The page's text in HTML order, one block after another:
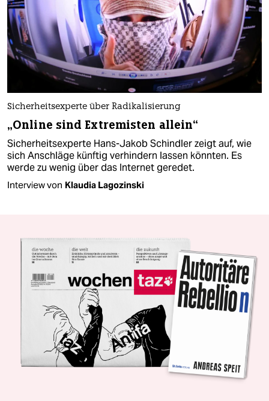
Sicherheitsexperte über Radikalisierung
„Online sind Extremisten allein“
Sicherheitsexperte Hans-Jakob Schindler zeigt auf, wie
sich Anschläge künftig verhindern lassen könnten. Es
werde zu wenig über das Internet geredet.
Interview von Klaudia Lagozinski